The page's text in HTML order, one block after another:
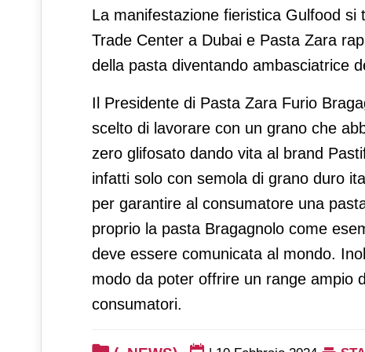
La manifestazione fieristica Gulfood
Trade Center a Dubai e Pasta Zara
della pasta diventando ambasciatrice
Il Presidente di Pasta Zara Furio
scelto di lavorare con un grano che
zero glifosato dando vita al brand
infatti solo con semola di grano duro
per garantire al consumatore una
proprio la pasta Bragagnolo come
deve essere comunicata al mondo.
modo da poter offrire un range ampio
consumatori.